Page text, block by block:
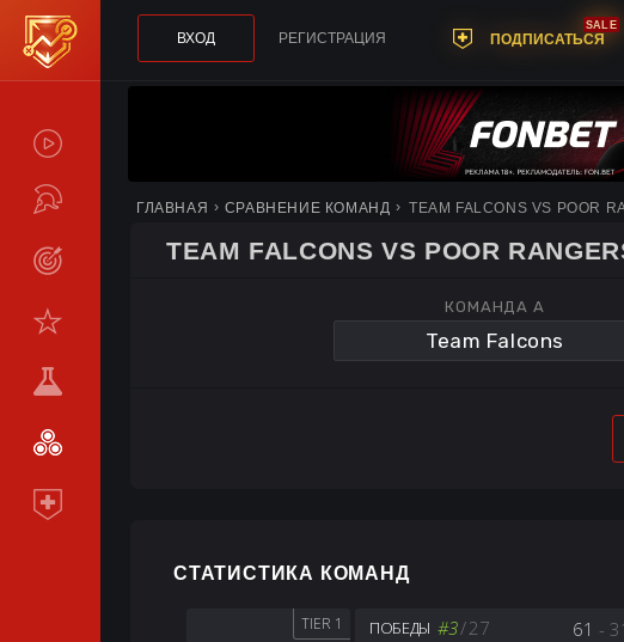
ТУРНИРЫ
КОМАНДЫ
ВХОД РЕГИСТРАЦИЯ ПОДПИСАТЬСЯ
SALE
ГЛАВНАЯ СРАВНЕНИЕ КОМАНД TEAM FALCONS VS POOR
TEAM FALCONS VS POOR
КОМАНДА A
СТАТИСТИКА КОМАНД
TIER 1 ПОБЕДЫ #3/27 61 -